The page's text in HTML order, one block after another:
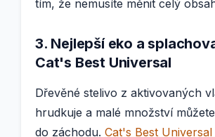
tím, že nemusíte měnit celý
3. Nejlepší eko a
Cat's Best Universal
Dřevěné stelivo z aktivovaných
hrudkuje a malé množství
do záchodu. Cat's Best Universal